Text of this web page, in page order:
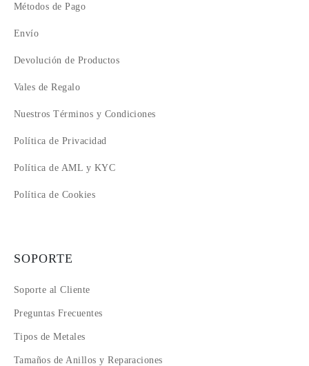
Métodos de Pago
Envío
Devolución de Productos
Vales de Regalo
Nuestros Términos y Condiciones
Política de Privacidad
Política de AML y KYC
Política de Cookies
SOPORTE
Soporte al Cliente
Preguntas Frecuentes
Tipos de Metales
Tamaños de Anillos y Reparaciones